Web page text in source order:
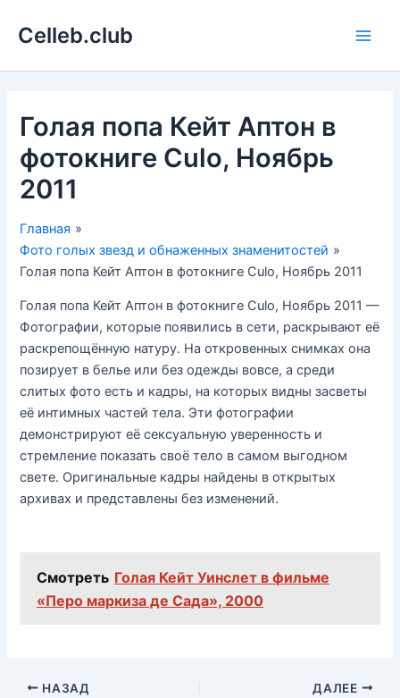
Celleb.club
Голая попа Кейт Аптон в
фотокниге Culo, Ноябрь
2011
Главная
Фото голых звезд и обнаженных знаменитостей
Голая попа Кейт Аптон в фотокниге Culo, Ноябрь 2011
Голая попа Кейт Аптон в фотокниге Culo, Ноябрь 2011 —
Фотографии, которые появились в сети, раскрывают её
раскрепощённую натуру. На откровенных снимках она
позирует в белье или без одежды вовсе, а среди
слитых фото есть и кадры, на которых видны засветы
её интимных частей тела. Эти фотографии
демонстрируют её сексуальную уверенность и
стремление показать своё тело в самом выгодном
свете. Оригинальные кадры найдены в открытых
архивах и представлены без изменений.
Смотреть Голая Кейт Уинслет в фильме
«Перо маркиза де Сада», 2000
НАЗАД ДАЛЕЕ